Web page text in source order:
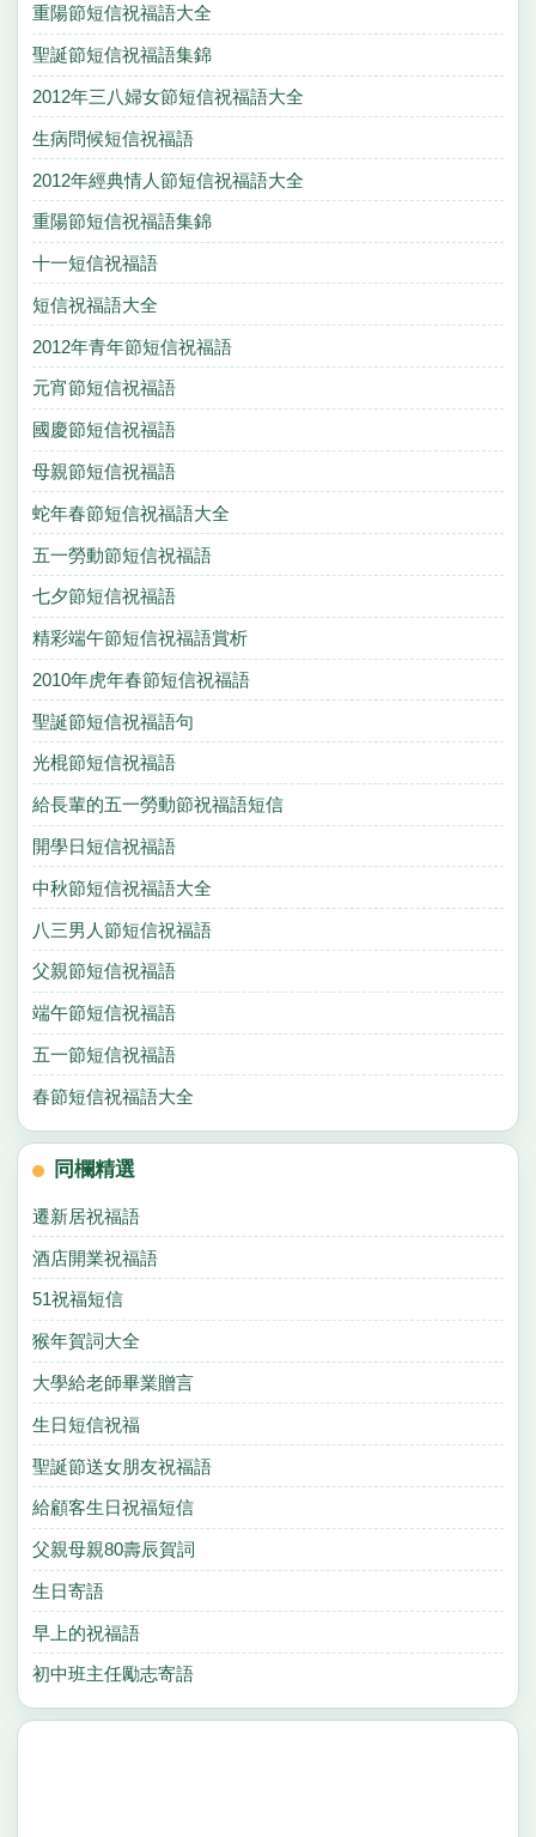
重陽節短信祝福語大全
聖誕節短信祝福語集錦
2012年三八婦女節短信祝福語大全
生病問候短信祝福語
2012年經典情人節短信祝福語大全
重陽節短信祝福語集錦
十一短信祝福語
短信祝福語大全
2012年青年節短信祝福語
元宵節短信祝福語
國慶節短信祝福語
母親節短信祝福語
蛇年春節短信祝福語大全
五一勞動節短信祝福語
七夕節短信祝福語
精彩端午節短信祝福語賞析
2010年虎年春節短信祝福語
聖誕節短信祝福語句
光棍節短信祝福語
給長輩的五一勞動節祝福語短信
開學日短信祝福語
中秋節短信祝福語大全
八三男人節短信祝福語
父親節短信祝福語
端午節短信祝福語
五一節短信祝福語
春節短信祝福語大全
同欄精選
遷新居祝福語
酒店開業祝福語
51祝福短信
猴年賀詞大全
大學給老師畢業贈言
生日短信祝福
聖誕節送女朋友祝福語
給顧客生日祝福短信
父親母親80壽辰賀詞
生日寄語
早上的祝福語
初中班主任勵志寄語